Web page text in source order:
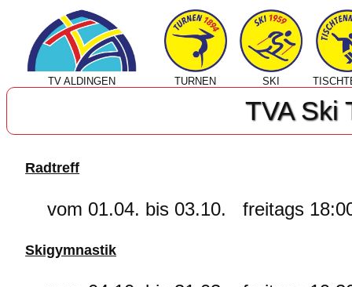
TV ALDINGEN TURNEN SKI
TVA Ski
Radtreff
vom 01.04. bis 03.10. freitags
Skigymnastik